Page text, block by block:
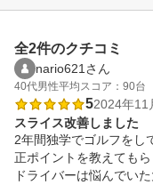
全2件のクチコミ
nario621さん
40代男性平均スコア：90台
52024年11
スライス改善しました
2年間独学でゴルフをし
正ポイントを教えても
ドライバーは悩んでい